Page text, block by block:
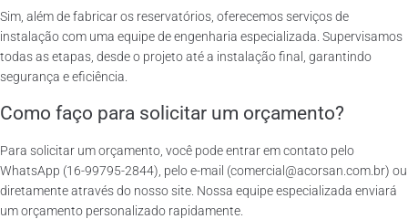
Sim, além de fabricar os reservatórios, oferecemos serviços de
instalação com uma equipe de engenharia especializada. Supervisamos
todas as etapas, desde o projeto até a instalação final, garantindo
segurança e eficiência.
Como faço para solicitar um orçamento?
Para solicitar um orçamento, você pode entrar em contato pelo
WhatsApp (16-99795-2844), pelo e-mail (comercial@acorsan.com.br) ou
diretamente através do nosso site. Nossa equipe especializada enviará
um orçamento personalizado rapidamente.